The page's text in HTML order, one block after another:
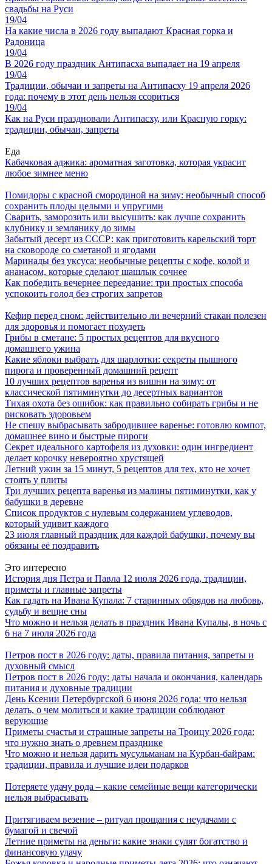
свадьбы на Руси
19/04
На какие числа в 2026 году выпадают Красная горка и
Радоница
19/04
В 2026 году праздник Антипасха выпадает на 19 апреля
19/04
Традиции, обычаи и запреты на Антипасху 19 апреля 2026
года: почему в этот день нельзя ссориться
19/04
Как на Руси праздновали Антипасху, или Красную горку:
традиции, обычаи, запреты
Еда
Кабачковая аджика: ароматная заготовка, которая украсит
любое зимнее меню
Помидоры с красной смородиной на зиму: необычный способ
сохранить плоды целыми и упругими
Сварить, заморозить или высушить: как лучше сохранить
клубнику и землянику до зимы
Забытый десерт из СССР: как приготовить карельский торт
на сковороде со сметаной и ягодами
Маринады без уксуса: необычные рецепты с кофе, колой и
ананасом, которые сделают шашлык сочнее
Как победить вечернее переедание: три простых способа
успокоить голод без строгих запретов
Кефир перед сном: действительно ли вечерний стакан полезен
для здоровья и помогает похудеть
Грибы в сметане: 5 простых рецептов для вкусного
домашнего ужина
Какие яблоки выбрать для шарлотки: секреты пышного
пирога и проверенный домашний рецепт
10 лучших рецептов варенья из вишни на зиму: от
классической пятиминутки до десертных вариантов
Тихая охота без ошибок: как правильно собирать грибы и не
рисковать здоровьем
Не спешу выбрасывать забродившее варенье: готовлю компот,
домашнее вино и быстрые пироги
Секрет идеального картофеля из духовки: один ингредиент
делает корочку невероятно хрустящей
Летний ужин за 15 минут, 5 рецептов для тех, кто не хочет
стоять у плиты
Три лучших рецепта варенья из малины пятиминутки, как у
бабушки в деревне
Список продуктов с нулевым содержанием углеводов,
который удивит каждого
23 июля главный праздник для каждой бабушки, почему вы
обязаны её поздравить
Это интересно
История дня Петра и Павла 12 июля 2026 года, традиции,
приметы и главные запреты
Как гадать на Ивана Купала: 7 старинных обрядов на любовь,
судьбу и вещие сны
Что можно и нельзя делать в праздник Ивана Купалы, в ночь с
6 на 7 июля 2026 года
Петров пост в 2026 году: даты, правила питания, запреты и
духовный смысл
Петров пост в 2026 году: даты начала и окончания, календарь
питания и духовные традиции
День Ксении Петербургской 6 июня 2026 года: что нельзя
делать, о чем молиться и какие традиции соблюдают
верующие
Приметы счастья и страшные запреты на Троицу 2026 года:
что нужно знать о древнем празднике
Что можно и нельзя дарить мусульманам на Курбан-байрам:
традиции, правила и лучшие идеи подарков
Потеряете удачу рода – какие семейные вещи категорически
нельзя выбрасывать
Притягиваем везение – ритуал прощания с неудачами с
бумагой и свечой
Летние приметы на деньги: какие знаки сулят богатство и
финансовую удачу